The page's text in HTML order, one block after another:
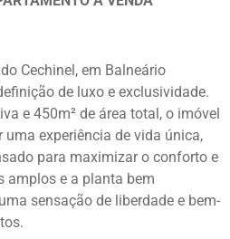
Cechinel, em Balneário
de luxo e exclusividade.
e 450m² de área total, o imóvel
experiência de vida única,
para maximizar o conforto e
amplos e a planta bem
sensação de liberdade e bem-